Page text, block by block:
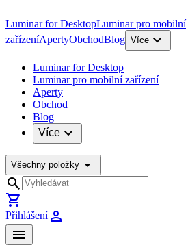
Luminar for DesktopLuminar pro mobilní
zařízeníApertyObchodBlog Více expand_more
Luminar for Desktop
Luminar pro mobilní zařízení
Aperty
Obchod
Blog
Více expand_more
Všechny položky arrow_drop_down
search
shopping_cart
Přihlášeníperson
menu